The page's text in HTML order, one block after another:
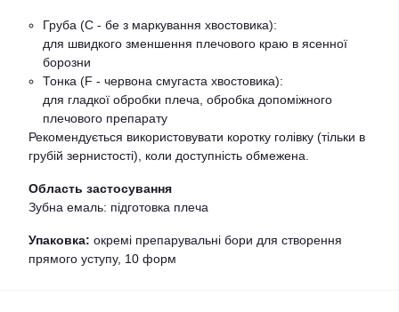
Груба (C - бе з маркування хвостовика):
для швидкого зменшення плечового краю в ясенної
борозни
Тонка (F - червона смугаста хвостовика):
для гладкої обробки плеча, обробка допоміжного
плечового препарату
Рекомендується використовувати коротку голівку (тільки в
грубій зернистості), коли доступність обмежена.
Область застосування
Зубна емаль: підготовка плеча
Упаковка: окремі препарувальні бори для створення
прямого уступу, 10 форм